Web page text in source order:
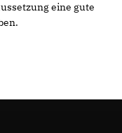
eine gute